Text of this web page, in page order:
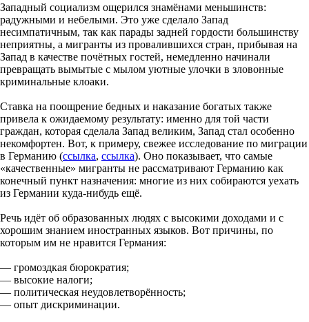
Западный социализм ощерился знамёнами меньшинств:
радужными и небелыми. Это уже сделало Запад
несимпатичным, так как парады задней гордости большинству
неприятны, а мигранты из провалившихся стран, прибывая на
Запад в качестве почётных гостей, немедленно начинали
превращать вымытые с мылом уютные улочки в зловонные
криминальные клоаки.
Ставка на поощрение бедных и наказание богатых также
привела к ожидаемому результату: именно для той части
граждан, которая сделала Запад великим, Запад стал особенно
некомфортен. Вот, к примеру, свежее исследование по миграции
в Германию (ссылка, ссылка). Оно показывает, что самые
«качественные» мигранты не рассматривают Германию как
конечный пункт назначения: многие из них собираются уехать
из Германии куда-нибудь ещё.
Речь идёт об образованных людях с высокими доходами и с
хорошим знанием иностранных языков. Вот причины, по
которым им не нравится Германия:
— громоздкая бюрократия;
— высокие налоги;
— политическая неудовлетворённость;
— опыт дискриминации.